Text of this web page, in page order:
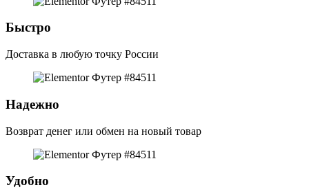
Быстро
Доставка в любую точку России
Надежно
Возврат денег или обмен на новый товар
Удобно